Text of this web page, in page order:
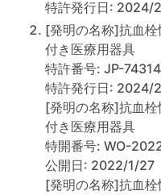
特許発行日: 2024/
[発明の名称]抗血栓
付き医療用器具
特許番号: JP-
特許発行日: 2024/
[発明の名称]抗血栓
付き医療用器具
特開番号: WO-
公開日: 2022/1/27
[発明の名称]抗血栓